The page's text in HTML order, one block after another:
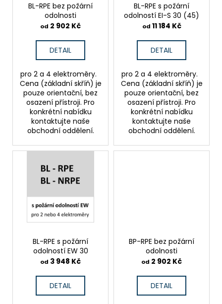
BL-RPE bez požární
odolnosti
od 2 902 Kč
DETAIL
pro 2 a 4 elektroměry.
Cena (základní skříň) je
pouze orientační, bez
osazení přístroji. Pro
konkrétní nabídku
kontaktujte naše
obchodní oddělení.
BL-RPE s požární
odolností EI-S 30 (45)
od 11 184 Kč
DETAIL
pro 2 a 4 elektroměry.
Cena (základní skříň) je
pouze orientační, bez
osazení přístroji. Pro
konkrétní nabídku
kontaktujte naše
obchodní oddělení.
BL-RPE s požární
odolností EW 30
od 3 948 Kč
DETAIL
BP-RPE bez požární
odolnosti
od 2 902 Kč
DETAIL